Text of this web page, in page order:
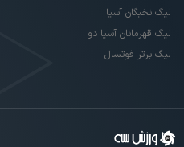
لیگ نخبگان آسیا
لیگ قهرمانان آسیا دو
لیگ برتر فوتسال